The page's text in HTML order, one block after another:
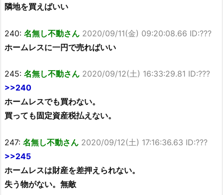
隣地を買えばいい
240: 名無し不動さん 2020/09/11(金) 09:20:08.66 ID:???
ホームレスに一円で売ればいい
245: 名無し不動さん 2020/09/12(土) 16:33:29.81 ID:???
>>240
ホームレスでも買わない。
買っても固定資産税払えない。
247: 名無し不動さん 2020/09/12(土) 17:16:36.63 ID:???
>>245
ホームレスは財産を差押えられない。
失う物がない。無敵